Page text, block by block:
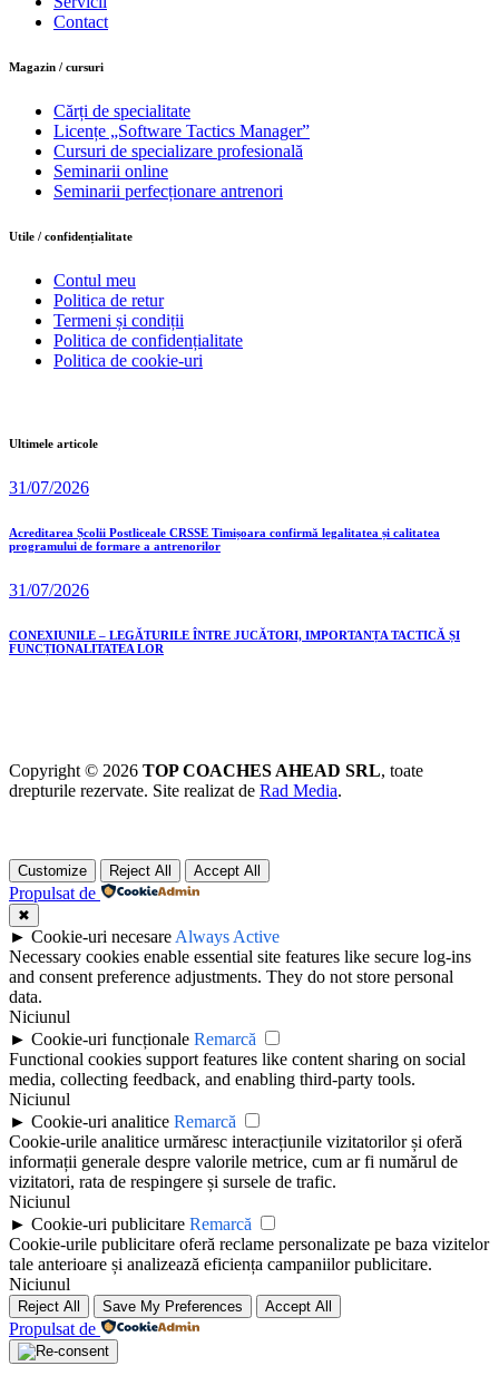
Contact
Magazin / cursuri
Cărți de specialitate
Licențe „Software Tactics Manager”
Cursuri de specializare profesională
Seminarii online
Seminarii perfecționare antrenori
Utile / confidențialitate
Contul meu
Politica de retur
Termeni și condiții
Politica de confidențialitate
Politica de cookie-uri
Ultimele articole
31/07/2026
Acreditarea Școlii Postliceale CRSSE Timișoara confirmă legalitatea și calitatea
programului de formare a antrenorilor
31/07/2026
CONEXIUNILE – LEGĂTURILE ÎNTRE JUCĂTORI, IMPORTANȚA TACTICĂ ȘI
FUNCȚIONALITATEA LOR
Copyright © 2026 TOP COACHES AHEAD SRL, toate
drepturile rezervate. Site realizat de Rad Media.
Customize Reject All Accept All
Propulsat de
✖
► Cookie-uri necesare Always Active
Necessary cookies enable essential site features like secure log-ins
and consent preference adjustments. They do not store personal
data.
Niciunul
► Cookie-uri funcționale Remarcă
Functional cookies support features like content sharing on social
media, collecting feedback, and enabling third-party tools.
Niciunul
► Cookie-uri analitice Remarcă
Cookie-urile analitice urmăresc interacțiunile vizitatorilor și oferă
informații generale despre valorile metrice, cum ar fi numărul de
vizitatori, rata de respingere și sursele de trafic.
Niciunul
► Cookie-uri publicitare Remarcă
Cookie-urile publicitare oferă reclame personalizate pe baza vizitelor
tale anterioare și analizează eficiența campaniilor publicitare.
Niciunul
Reject All Save My Preferences Accept All
Propulsat de